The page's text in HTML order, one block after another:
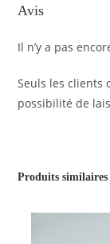
Avis
Il n’y a pas
Seuls les clients
possibilité de
Produits similaires